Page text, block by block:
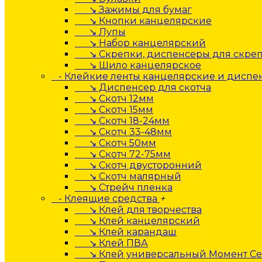
↘ Зажимы для бумаг
↘ Кнопки канцелярские
↘ Лупы
↘ Набор канцелярский
↘ Скрепки, диспенсеры для
↘ Шило канцелярское
- Клейкие ленты канцелярские и
↘ Диспенсер для скотча
↘ Скотч 12мм
↘ Скотч 15мм
↘ Скотч 18-24мм
↘ Скотч 33-48мм
↘ Скотч 50мм
↘ Скотч 72-75мм
↘ Скотч двусторонний
↘ Скотч малярный
↘ Стрейч пленка
- Клеящие средства +
↘ Клей для творчества
↘ Клей канцелярский
↘ Клей карандаш
↘ Клей ПВА
↘ Клей универсальный Момент